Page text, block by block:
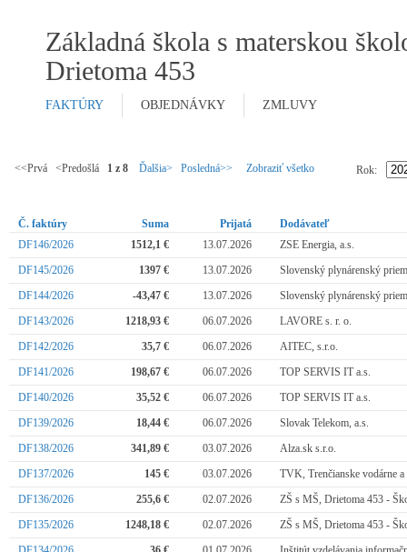
Základná škola s materskou
Drietoma 453
FAKTÚRY OBJEDNÁVKY ZMLUVY
<<Prvá <Predošlá 1 z 8 Ďalšia> Posledná>> Zobraziť všetko Rok:
Č. faktúry Suma Prijatá
Dodávateľ
DF146/2026
1512,1 € 13.07.2026
ZSE Energia, a.s.
DF145/2026
1397 € 13.07.2026
Slovenský plynárenský
DF144/2026
-43,47 € 13.07.2026
Slovenský plynárenský
DF143/2026
1218,93 € 06.07.2026
LAVORE s. r. o.
DF142/2026
35,7 € 06.07.2026
AITEC, s.r.o.
DF141/2026
198,67 € 06.07.2026
TOP SERVIS IT a.s.
DF140/2026
35,52 € 06.07.2026
TOP SERVIS IT a.s.
DF139/2026
18,44 € 06.07.2026
Slovak Telekom, a.s.
DF138/2026
341,89 € 03.07.2026
Alza.sk s.r.o.
DF137/2026
145 € 03.07.2026
TVK, Trenčianske vodárne a
DF136/2026
255,6 € 02.07.2026
ZŠ s MŠ, Drietoma 453 -
DF135/2026
1248,18 € 02.07.2026
ZŠ s MŠ, Drietoma 453 -